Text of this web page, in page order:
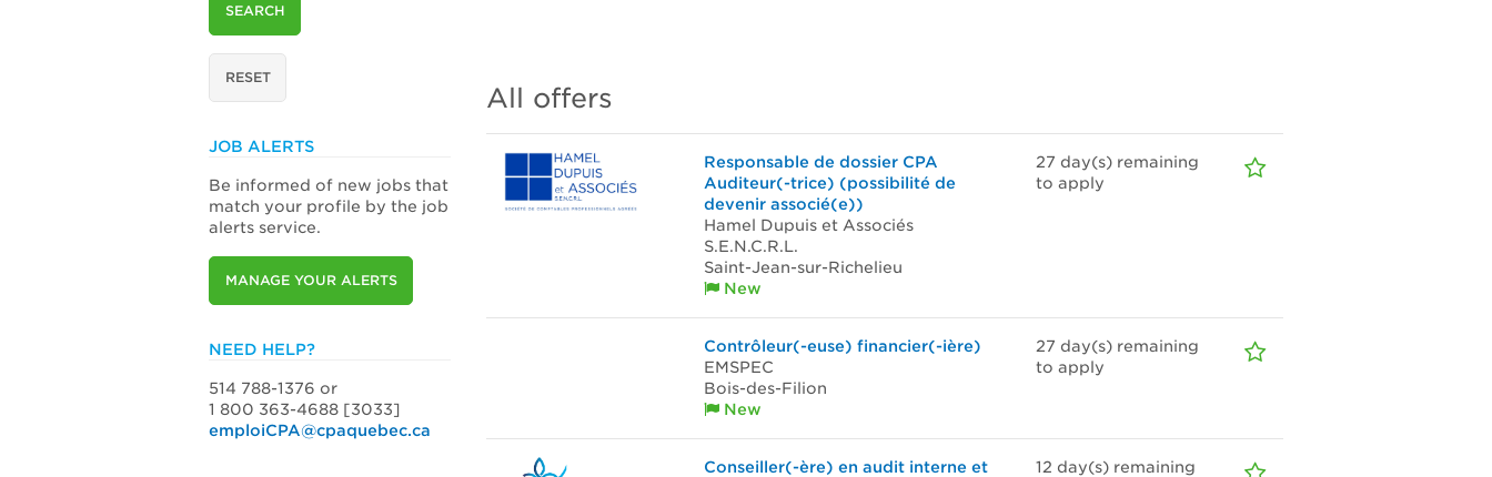
SEARCH
RESET
JOB ALERTS
Be informed of new jobs that
match your profile by the job
alerts service.
MANAGE YOUR ALERTS
NEED HELP?
514 788-1376 or
1 800 363-4688 [3033]
emploiCPA@cpaquebec.ca
All offers
Responsable de dossier CPA
Auditeur(-trice) (possibilité de
devenir associé(e))
Hamel Dupuis et Associés
S.E.N.C.R.L.
Saint-Jean-sur-Richelieu
New
27 day(s)remaining
to apply
Contrôleur(-euse) financier(-ière)
EMSPEC
Bois-des-Filion
New
27 day(s)remaining
to apply
Conseiller(-ère) en audit interne et
12 day(s)remaining